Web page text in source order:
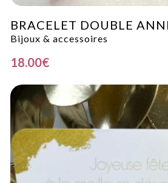
BRACELET DOUBLE
Bijoux & accessoires
18.00€